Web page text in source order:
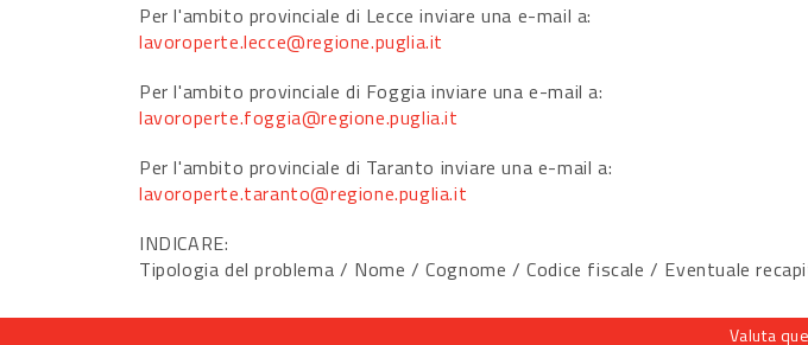
Per l'ambito provinciale di Lecce inviare una e-mail a:
lavoroperte.lecce@regione.puglia.it
Per l'ambito provinciale di Foggia inviare una e-mail a:
lavoroperte.foggia@regione.puglia.it
Per l'ambito provinciale di Taranto inviare una e-mail a:
lavoroperte.taranto@regione.puglia.it
INDICARE:
Tipologia del problema / Nome / Cognome / Codice fiscale / Eventuale
Valuta